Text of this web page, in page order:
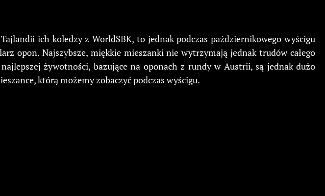
ich koledzy z WorldSBK, to jednak podczas październikowego wyścigu
opon. Najszybsze, miękkie mieszanki nie wytrzymają jednak trudów całego
żywotności, bazujące na oponach z rundy w Austrii, są jednak dużo
którą możemy zobaczyć podczas wyścigu.